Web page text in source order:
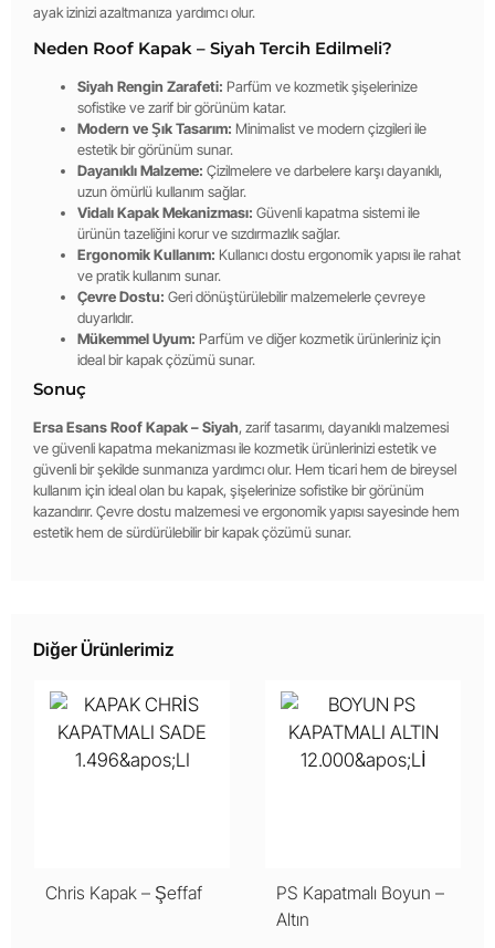
ayak izinizi azaltmanıza yardımcı olur.
Neden Roof Kapak – Siyah Tercih Edilmeli?
Siyah Rengin Zarafeti: Parfüm ve kozmetik şişelerinize
sofistike ve zarif bir görünüm katar.
Modern ve Şık Tasarım: Minimalist ve modern çizgileri ile
estetik bir görünüm sunar.
Dayanıklı Malzeme: Çizilmelere ve darbelere karşı dayanıklı,
uzun ömürlü kullanım sağlar.
Vidalı Kapak Mekanizması: Güvenli kapatma sistemi ile
ürünün tazeliğini korur ve sızdırmazlık sağlar.
Ergonomik Kullanım: Kullanıcı dostu ergonomik yapısı ile rahat
ve pratik kullanım sunar.
Çevre Dostu: Geri dönüştürülebilir malzemelerle çevreye
duyarlıdır.
Mükemmel Uyum: Parfüm ve diğer kozmetik ürünleriniz için
ideal bir kapak çözümü sunar.
Sonuç
Ersa Esans Roof Kapak – Siyah, zarif tasarımı, dayanıklı malzemesi
ve güvenli kapatma mekanizması ile kozmetik ürünlerinizi estetik ve
güvenli bir şekilde sunmanıza yardımcı olur. Hem ticari hem de bireysel
kullanım için ideal olan bu kapak, şişelerinize sofistike bir görünüm
kazandırır. Çevre dostu malzemesi ve ergonomik yapısı sayesinde hem
estetik hem de sürdürülebilir bir kapak çözümü sunar.
Diğer Ürünlerimiz
Chris Kapak – Şeffaf
PS Kapatmalı Boyun –
Altın